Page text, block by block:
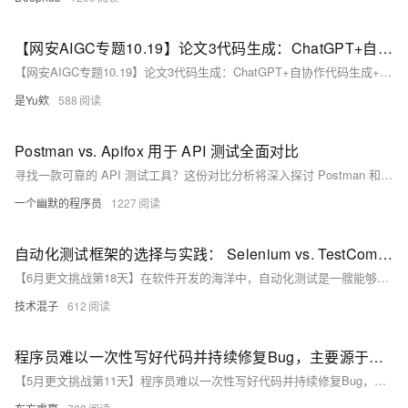
【网安AIGC专题10.19】论文3代码生成：ChatGPT+自协作代码生成+角色扮演（分析员、程序员、测试员）+消融实验、用于MBPP+HumanEval数据集
【网安AIGC专题10.19】论文3代码生成：ChatGPT+自协作代码生成+角色扮演（分析员、程序员、测试员）+消融实验、用于MBPP+HumanEval数据集
是Yu欸 588
Postman vs. Apifox 用于 API 测试全面对比
寻找一款可靠的 API 测试工具？这份对比分析将深入探讨 Postman 和 Apifox 的功能和特性。了解哪款工具最适合您的 API 测试需求。
一个幽默的程序员 1227
自动化测试框架的选择与实践： Selenium vs. TestComplete
【6月更文挑战第18天】在软件开发的海洋中，自动化测试是一艘能够确保产品质量和效率的坚固船只。本文将深入探讨两种流行的自动化测试框架——Selenium和TestComplete，从它们的优势、局限性到适用场景进行对比分析。我们将通过实际案例来揭示如何根据项目需求选择最合适的测试工具，并提供一些实用的实施建议。文章旨在为读者提供清晰的指导，帮助他们在自动化测试的旅程中做出明智的决定。
技术混子 612
程序员难以一次性写好代码并持续修复Bug，主要源于软件的高复杂性、需求不确定性、测试局限性和技术能力限制。
【5月更文挑战第11天】程序员难以一次性写好代码并持续修复Bug，主要源于软件的高复杂性、需求不确定性、测试局限性和技术能力限制。复杂的系统易产生意外问题，需求变化导致初始设计难完备，测试无法覆盖所有情况，而技术更新和个体能力差异也会引入错误。因此，持续调试和优化是保证软件质量的关键步骤。